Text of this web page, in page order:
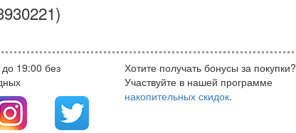
19:00 без
Хотите получать бонусы за покупки?
Участвуйте в нашей программе
накопительных скидок.